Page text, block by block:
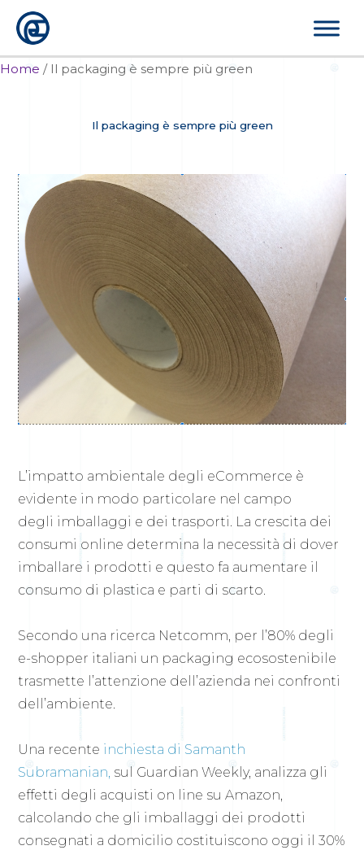
Home / Il packaging è sempre più green
Il packaging è sempre più green
L’impatto ambientale degli eCommerce è
evidente in modo particolare nel campo
degli imballaggi e dei trasporti. La crescita dei
consumi online determina la necessità di dover
imballare i prodotti e questo fa aumentare il
consumo di plastica e parti di scarto.
Secondo una ricerca Netcomm, per l’80% degli
e-shopper italiani un packaging ecosostenibile
trasmette l’attenzione dell’azienda nei confronti
dell’ambiente.
Una recente inchiesta di Samanth
Subramanian, sul Guardian Weekly, analizza gli
effetti degli acquisti on line su Amazon,
calcolando che gli imballaggi dei prodotti
consegnati a domicilio costituiscono oggi il 30%